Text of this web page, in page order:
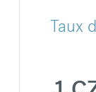
Taux